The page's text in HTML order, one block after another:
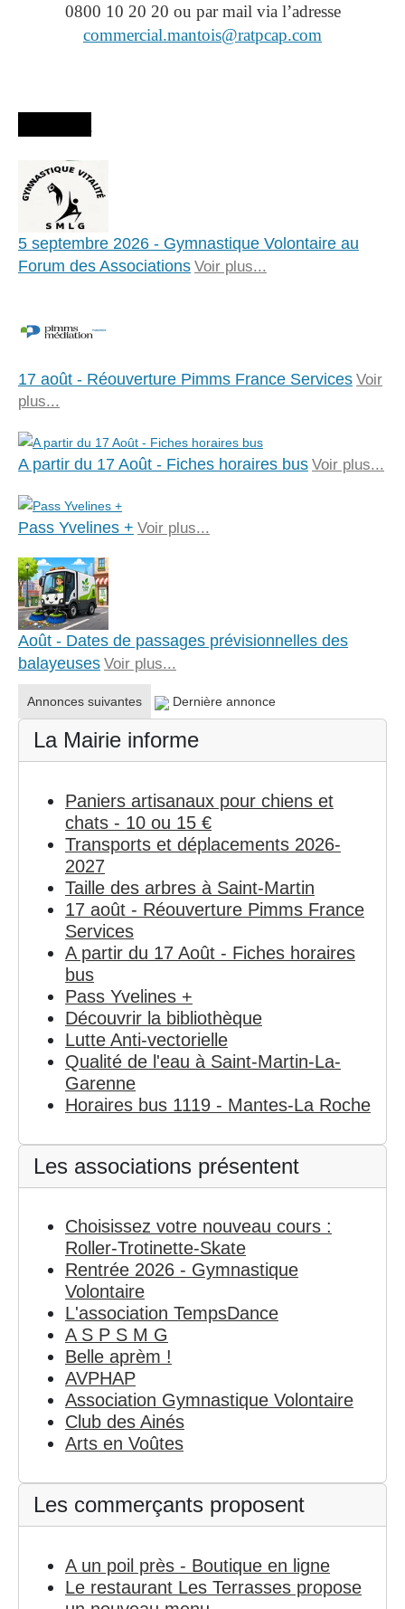
0800 10 20 20 ou par mail via l’adresse
commercial.mantois@ratpcap.com
5 septembre 2026 - Gymnastique Volontaire au
Forum des Associations Voir plus...
17 août - Réouverture Pimms France Services Voir
plus...
A partir du 17 Août - Fiches horaires bus Voir plus...
Pass Yvelines + Voir plus...
Août - Dates de passages prévisionnelles des
balayeuses Voir plus...
Annonces suivantes Dernière annonce
La Mairie informe
Paniers artisanaux pour chiens et
chats - 10 ou 15 €
Transports et déplacements 2026-
2027
Taille des arbres à Saint-Martin
17 août - Réouverture Pimms France
Services
A partir du 17 Août - Fiches horaires
bus
Pass Yvelines +
Découvrir la bibliothèque
Lutte Anti-vectorielle
Qualité de l'eau à Saint-Martin-La-
Garenne
Horaires bus 1119 - Mantes-La Roche
Les associations présentent
Choisissez votre nouveau cours :
Roller-Trotinette-Skate
Rentrée 2026 - Gymnastique
Volontaire
L'association TempsDance
A S P S M G
Belle aprèm !
AVPHAP
Association Gymnastique Volontaire
Club des Ainés
Arts en Voûtes
Les commerçants proposent
A un poil près - Boutique en ligne
Le restaurant Les Terrasses propose